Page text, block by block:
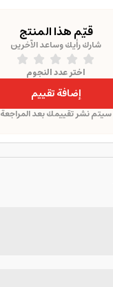
قيّم هذا المنتج
شارك رأيك وساعد الآخرين
اختر عدد النجوم
إضافة تقييم
سيتم نشر تقييمك بعد المراجعة